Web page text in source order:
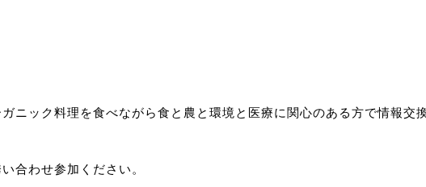
ニック料理を食べながら食と農と環境と医療に関心のある方で情報交
合わせ参加ください。